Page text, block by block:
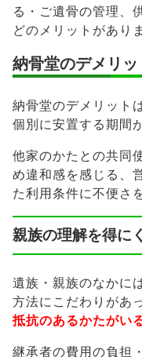
る・ご遺骨の管理、
どのメリットがあり
納骨堂のデメリッ
納骨堂のデメリット
個別に安置する期間
他家のかたとの共同
め違和感を感じる、
た利用条件に不便さ
親族の理解を得に
遺族・親族のなかに
方法にこだわりがあ
抵抗のあるかたがい
継承者の費用の負担